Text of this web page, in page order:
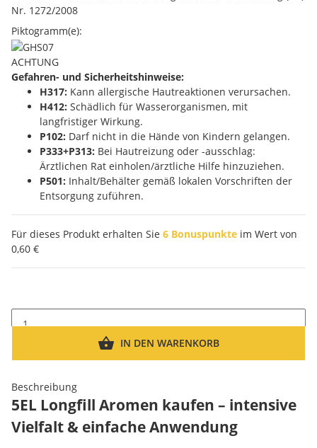
Nr. 1272/2008
Piktogramm(e):
ACHTUNG
Gefahren- und Sicherheitshinweise:
H317: Kann allergische Hautreaktionen verursachen.
H412: Schädlich für Wasserorganismen, mit
langfristiger Wirkung.
P102: Darf nicht in die Hände von Kindern gelangen.
P333+P313: Bei Hautreizung oder -ausschlag:
Ärztlichen Rat einholen/ärztliche Hilfe hinzuziehen.
P501: Inhalt/Behälter gemäß lokalen Vorschriften der
Entsorgung zuführen.
Für dieses Produkt erhalten Sie 6 Bonuspunkte im Wert von
0,60 €
IN DEN WARENKORB
Beschreibung
5EL Longfill Aromen kaufen – intensive
Vielfalt & einfache Anwendung